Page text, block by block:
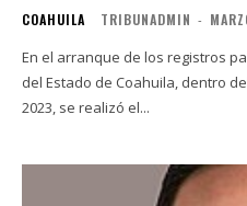
COAHUILA TRIBUNADMIN -
En el arranque de los registros
del Estado de Coahuila, dentro
2023, se realizó el...